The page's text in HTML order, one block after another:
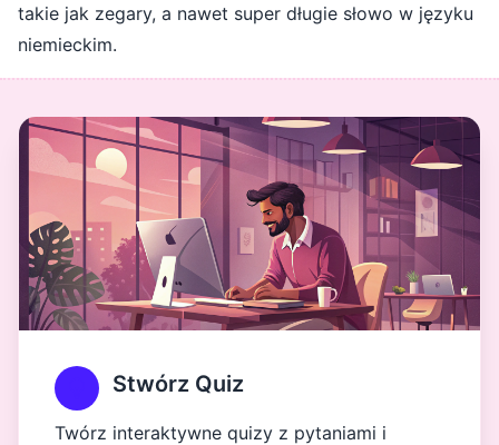
takie jak zegary, a nawet super długie słowo w języku
niemieckim.
Stwórz Quiz
Twórz interaktywne quizy z pytaniami i